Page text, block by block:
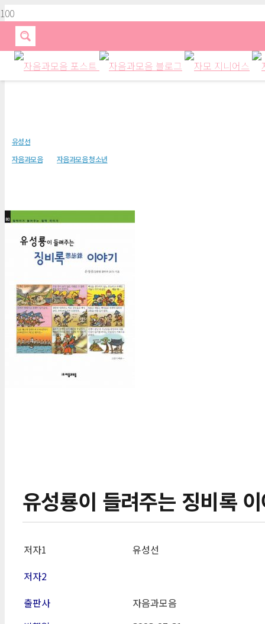
유성선
자음과모음
자음과모음 청소년
유성룡이 들려주는 징비록
저자1
유성선
저자2
출판사
자음과모음